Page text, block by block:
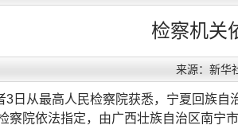
检察机关
来源：新华
3日从最高人民检察院获悉，宁夏回族
察院依法指定，由广西壮族自治区南宁